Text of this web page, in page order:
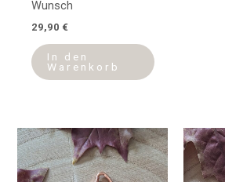
Wunsch
29,90 €
In den
Warenkorb